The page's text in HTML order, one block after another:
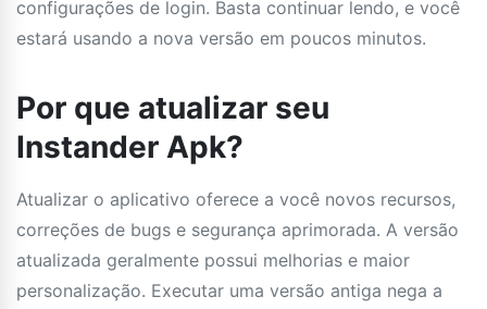
configurações de login. Basta continuar lendo, e você
estará usando a nova versão em poucos minutos.
Por que atualizar seu
Instander Apk?
Atualizar o aplicativo oferece a você novos recursos,
correções de bugs e segurança aprimorada. A versão
atualizada geralmente possui melhorias e maior
personalização. Executar uma versão antiga nega a